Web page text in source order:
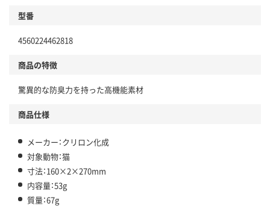
型番
4560224462818
商品の特徴
驚異的な防臭力を持った高機能素材
商品仕様
メーカー：クリロン化成
対象動物：猫
寸法：160×2×270mm
内容量：53g
質量：67g